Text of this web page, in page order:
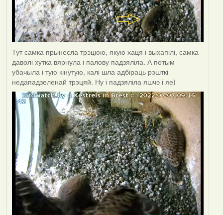
Тут самка прынесла трэцюю, якую хаця і выхапілі, самка
даволі хутка вярнула і палову падзяліла. А потым
убачыла і тую кінутую, калі шла адбіраць рэшткі
недападзеленай трэцяй. Ну і падзяліла яшчэ і яе)